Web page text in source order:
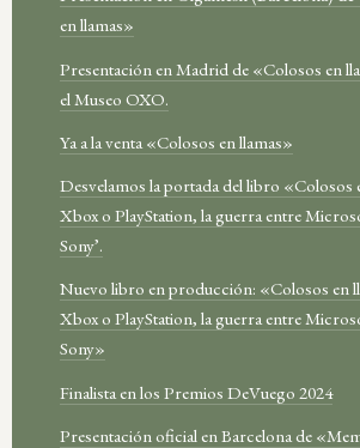
en llamas»
Presentación en Madrid de «Colosos en
el Museo OXO.
Ya a la venta «Colosos en llamas»
Desvelamos la portada del libro «Colosos
Xbox o PlayStation, la guerra entre
Sony’.
Nuevo libro en producción: «Colosos en
Xbox o PlayStation, la guerra entre
Sony»
Finalista en los Premios DeVuego 2024
Presentación oficial en Barcelona de